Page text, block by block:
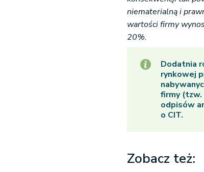
niematerialną i
wartości firmy
20%.
Dodatnia
rynkowej
firmy
odpisów
o CIT.
Zobacz też: